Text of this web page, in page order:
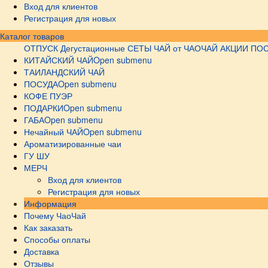
Вход для клиентов
Регистрация для новых
Каталог товаров
ОТПУСК Дегустационные СЕТЫ ЧАЙ от ЧАОЧАЙ АКЦИИ
КИТАЙСКИЙ ЧАЙOpen submenu
ТАИЛАНДСКИЙ ЧАЙ
ПОСУДАOpen submenu
КОФЕ ПУЭР
ПОДАРКИOpen submenu
ГАБАOpen submenu
Нечайный ЧАЙOpen submenu
Ароматизированные чаи
ГУ ШУ
МЕРЧ
Вход для клиентов
Регистрация для новых
Информация
Почему ЧаоЧай
Как заказать
Способы оплаты
Доставка
Отзывы